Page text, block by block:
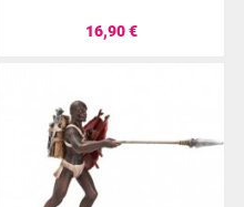
16,90 €